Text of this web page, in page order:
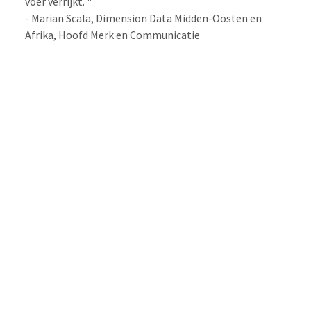
- Marian Scala, Dimension Data Midden-Oosten en
Afrika, Hoofd Merk en Communicatie